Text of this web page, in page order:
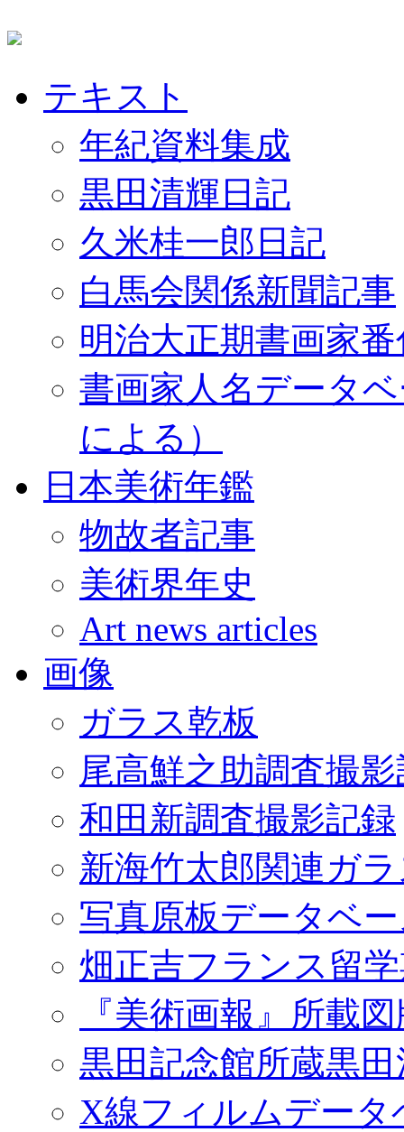
テキスト
年紀資料集成
黒田清輝日記
久米桂一郎日記
白馬会関係新聞記事
明治大正期書画家
書画家人名データ
による）
日本美術年鑑
物故者記事
美術界年史
Art news articles
画像
ガラス乾板
尾高鮮之助調査撮
和田新調査撮影記録
新海竹太郎関連ガ
写真原板データベ
畑正吉フランス留
『美術画報』所載
黒田記念館所蔵黒
X線フィルムデータ